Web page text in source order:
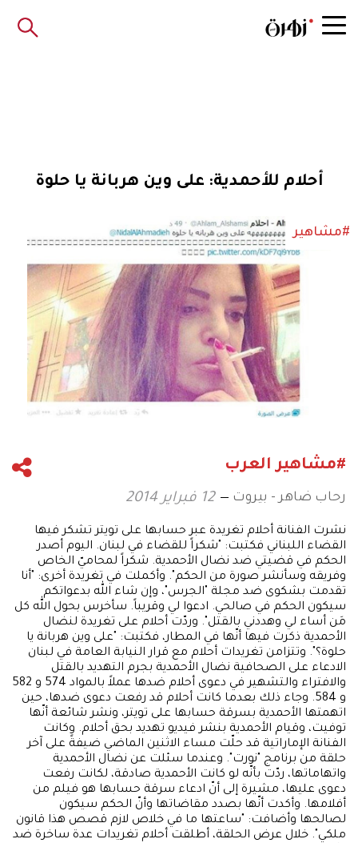
أحلام للأحمدية: على وين هربانة يا حلوة
#مشاهير
#مشاهير العرب
رحاب ضاهر - بيروت 12 فبراير 2014
نشرت الفنانة أحلام تغريدة عبر حسابها على تويتر تشكر فيها
القضاء اللبناني فكتبت: "شكراً للقضاء في لبنان. اليوم أصدر
الحكم في قضيتي ضد نضال الأحمدية. شكراً لمحاميّ الخاص
وفريقه وسأنشر صورة من الحكم". وأكملت في تغريدة أخرى: "أنا
تقدمت بشكوى ضد مجلة "الجرس"، وإن شاء الله بدعواتكم
سيكون الحكم في صالحي. ادعوا لي وقريباً. سأخرس بحول الله كل
مَن أساء لي وهددني بالقتل". وردّت أحلام على تغريدة لنضال
الأحمدية ذكرت فيها أنّها في المطار، فكتبت: "على وين هربانة يا
حلوة؟". وتتزامن تغريدات أحلام مع قرار النيابة العامة في لبنان
الادعاء على الصحافية نضال الأحمدية بجرم التهديد بالقتل
والافتراء والتشهير في دعوى أحلام ضدها عملاً بالمواد 574 و 582
و 584. وجاء ذلك بعدما كانت أحلام قد رفعت دعوى ضدها، حين
اتهمتها الأحمدية بسرقة حسابها على تويتر، ونشر شائعة أنّها
توفيت، وقيام الأحمدية بنشر فيديو تهديد بحق أحلام. وكانت
الفنانة الإماراتية قد حلّت مساء الاثنين الماضي ضيفةً على آخر
حلقة من برنامج "نورت". وعندما سئلت عن نضال الأحمدية
واتهاماتها، ردّت بأنّه لو كانت الأحمدية صادقة، لكانت رفعت
دعوى عليها، مشيرة إلى أنّ ادعاء سرقة حسابها هو فيلم من
أفلامها. وأكدت أنّها بصدد مقاضاتها وأنّ الحكم سيكون
لصالحها وأضافت: "ساعتها ما في خلاص لازم قصص هذا قانون
ملكي". خلال عرض الحلقة، أطلقت أحلام تغريدات عدة ساخرة ضد